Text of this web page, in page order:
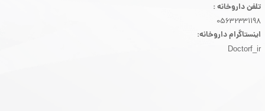
تلفن داروخانه :
05632331198
اینستاگرام داروخانه:
Doctorf_ir